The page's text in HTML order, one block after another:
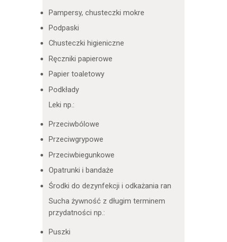
Pampersy, chusteczki mokre
Podpaski
Chusteczki higieniczne
Ręczniki papierowe
Papier toaletowy
Podkłady
Leki np.:
Przeciwbólowe
Przeciwgrypowe
Przeciwbiegunkowe
Opatrunki i bandaże
Środki do dezynfekcji i odkażania ran
Sucha żywność z długim terminem
przydatności np.:
Puszki